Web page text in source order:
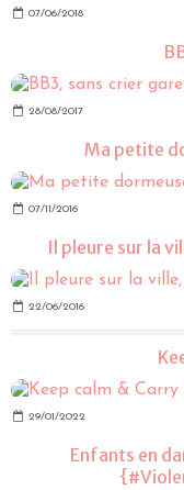
07/06/2018
28/08/2017
Ma petite
07/11/2016
Il pleure sur la
22/06/2016
29/01/2022
Enfants en